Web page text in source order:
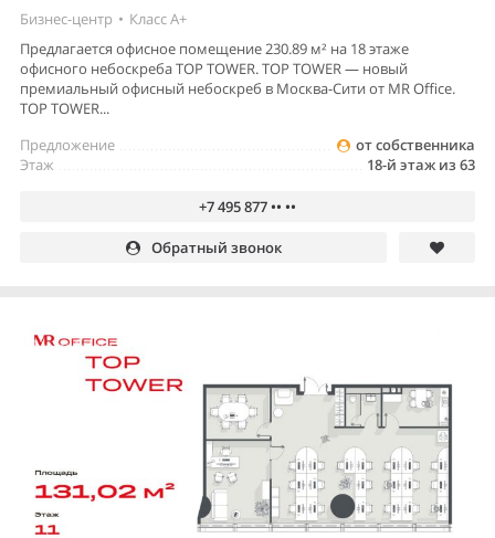
Бизнес-центр • Класс A+
Предлагается офисное помещение 230.89 м² на 18 этаже
офисного небоскреба TOP TOWER. TOP TOWER — новый
премиальный офисный небоскреб в Москва-Сити от MR Office.
TOP TOWER...
от собственника
Предложение
18-й этаж из 63
Этаж
+7 495 877 •• ••
Обратный звонок